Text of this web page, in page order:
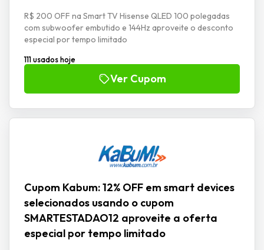
R$ 200 OFF na Smart TV Hisense QLED 100 polegadas
com subwoofer embutido e 144Hz aproveite o desconto
especial por tempo limitado
111 usados hoje
Ver Cupom
Cupom Kabum: 12% OFF em smart devices
selecionados usando o cupom
SMARTESTADAO12 aproveite a oferta
especial por tempo limitado